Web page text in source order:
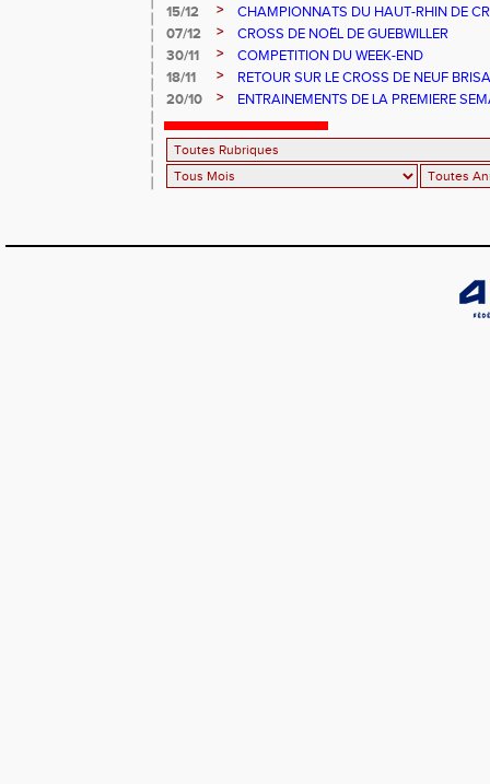
15/12
>
CHAMPIONNATS DU HAUT-RHIN DE
07/12
>
CROSS DE NOËL DE GUEBWILLER
30/11
>
COMPETITION DU WEEK-END
18/11
>
RETOUR SUR LE CROSS DE NEUF
20/10
>
ENTRAINEMENTS DE LA PREMIERE